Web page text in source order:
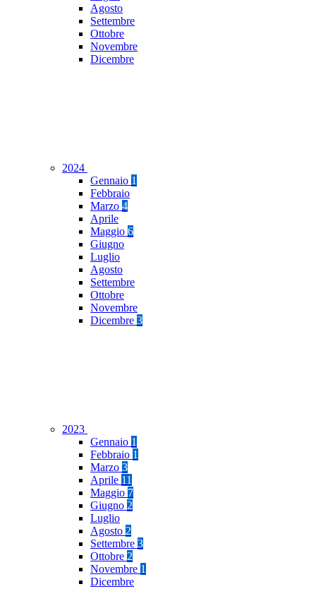
Agosto
Settembre
Ottobre
Novembre
Dicembre
2024
Gennaio 1
Febbraio
Marzo 4
Aprile
Maggio 6
Giugno
Luglio
Agosto
Settembre
Ottobre
Novembre
Dicembre 3
2023
Gennaio 1
Febbraio 1
Marzo 3
Aprile 11
Maggio 7
Giugno 2
Luglio
Agosto 2
Settembre 3
Ottobre 2
Novembre 1
Dicembre